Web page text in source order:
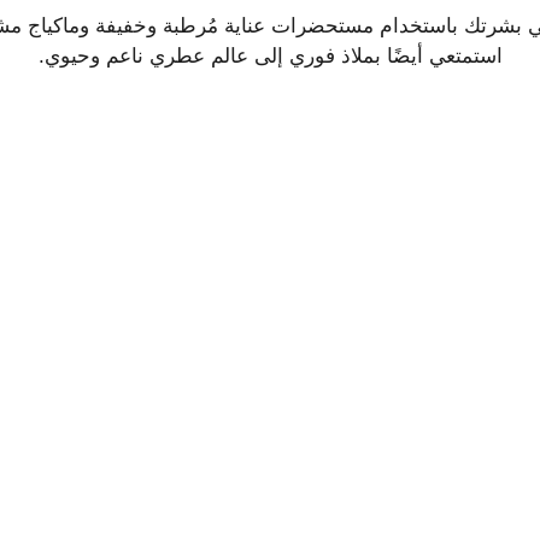
بشرتك باستخدام مستحضرات عناية مُرطبة وخفيفة وماكياج
استمتعي أيضًا بملاذ فوري إلى عالم عطري ناعم وحيوي.